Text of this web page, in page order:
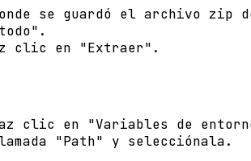
se guardó el archivo zip
clic en "Extraer".
clic en "Variables de
"Path" y selecciónala.